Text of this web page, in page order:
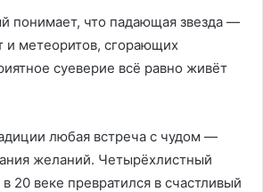
понимает, что падающая звезда —
и метеоритов, сгорающих
суеверие всё равно живёт
любая встреча с чудом —
желаний. Четырёхлистный
20 веке превратился в счастливый